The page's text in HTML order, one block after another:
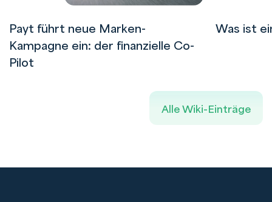
Payt führt neue Marken-
Kampagne ein: der finanzielle Co-
Pilot
Was ist
Alle Wiki-Einträge